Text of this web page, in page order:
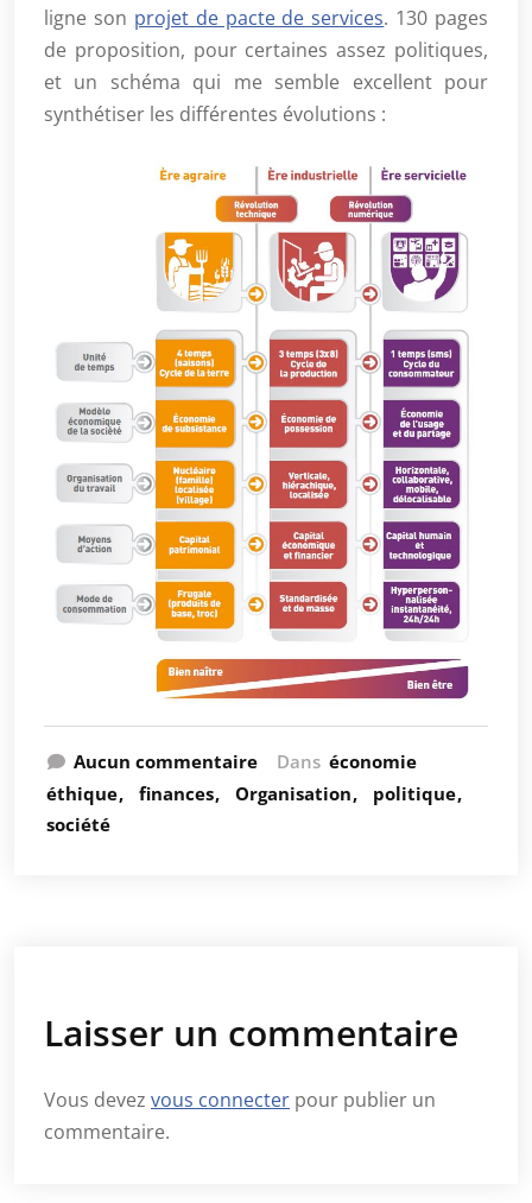
ligne son projet de pacte de services. 130 pages
de proposition, pour certaines assez politiques,
et un schéma qui me semble excellent pour
synthétiser les différentes évolutions :
Aucun commentaire Dans économie
éthique
finances Organisation
politique
société
Laisser un commentaire
Vous devez vous connecter pour publier un
commentaire.